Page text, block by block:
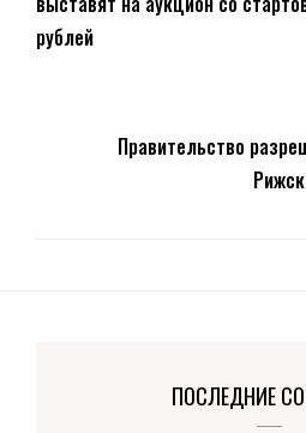
рублей
Правительство
ПОСЛЕДНИЕ